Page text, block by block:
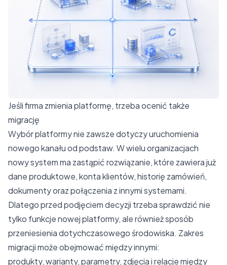
Jeśli firma zmienia platformę, trzeba ocenić także
migrację
Wybór platformy nie zawsze dotyczy uruchomienia
nowego kanału od podstaw. W wielu organizacjach
nowy system ma zastąpić rozwiązanie, które zawiera już
dane produktowe, konta klientów, historię zamówień,
dokumenty oraz połączenia z innymi systemami.
Dlatego przed podjęciem decyzji trzeba sprawdzić nie
tylko funkcje nowej platformy, ale również sposób
przeniesienia dotychczasowego środowiska. Zakres
migracji może obejmować między innymi:
produkty, warianty, parametry, zdjęcia i relacje między